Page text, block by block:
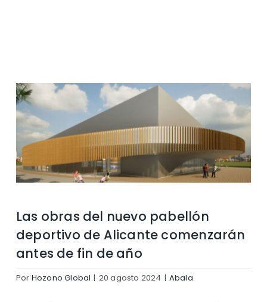
Las obras del nuevo pabellón
deportivo de Alicante comenzarán
antes de fin de año
Por Hozono Global | 20 agosto 2024 | Abala